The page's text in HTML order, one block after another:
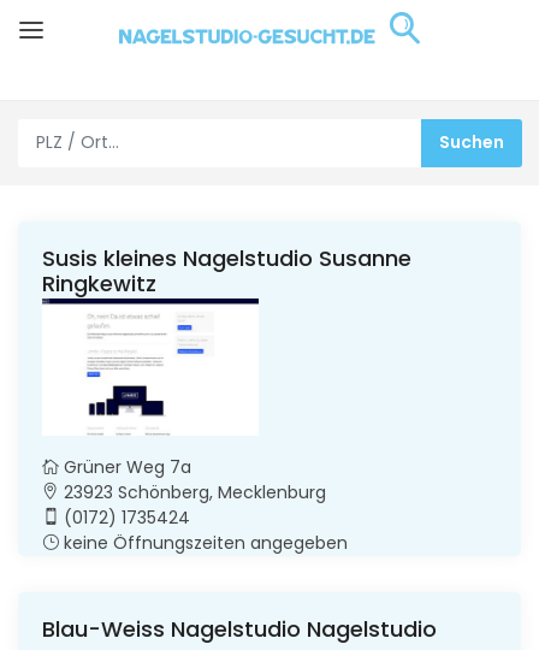
Susis kleines Nagelstudio Susanne
Ringkewitz
Grüner Weg 7a
23923 Schönberg, Mecklenburg
(0172) 1735424
keine Öffnungszeiten angegeben
Blau-Weiss Nagelstudio Nagelstudio